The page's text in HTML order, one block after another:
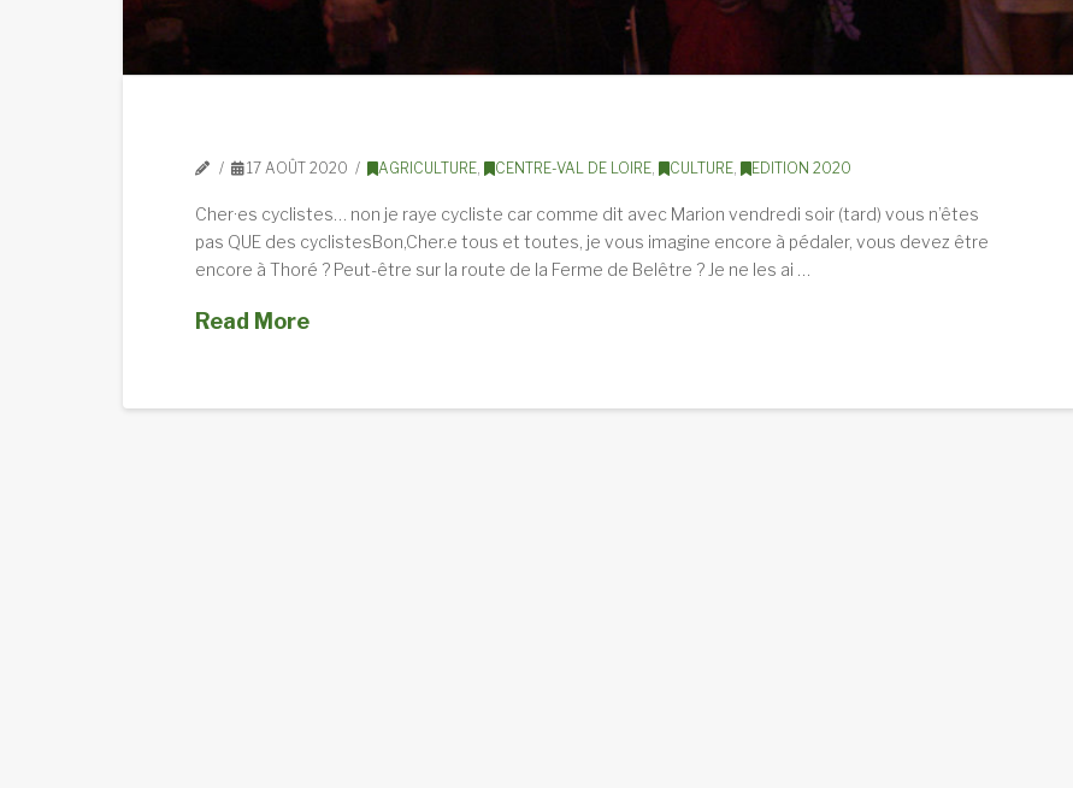
17 AOÛT 2020 AGRICULTURE, CENTRE-VAL DE LOIRE, CULTURE, EDITION 2020
Cher·es cyclistes… non je raye cycliste car comme dit avec Marion vendredi soir (tard) vous n’êtes
pas QUE des cyclistesBon,Cher.e tous et toutes, je vous imagine encore à pédaler, vous devez être
encore à Thoré ? Peut-être sur la route de la Ferme de Belêtre ? Je ne les ai …
Read More